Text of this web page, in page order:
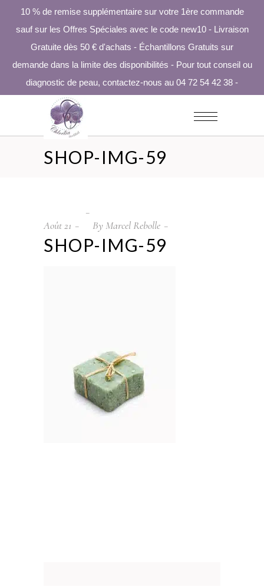
10 % de remise supplémentaire sur votre 1ère commande
sauf sur les Offres Spéciales avec le code new10 - Livraison
Gratuite dès 50 € d'achats - Échantillons Gratuits sur
demande dans la limite des disponibilités - Pour tout conseil ou
diagnostic de peau, contactez-nous au 04 72 54 42 38 -
SHOP-IMG-59
Août21 By Marcel Rebolle
SHOP-IMG-59